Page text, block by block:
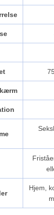
Hjem,